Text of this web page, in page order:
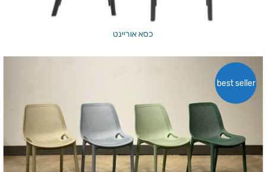
כסא אוריינט
best seller